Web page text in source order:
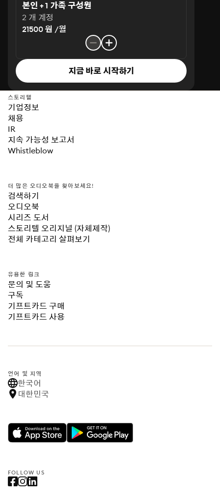
본인 + 1 가족 구성원
2 개 계정
21500 원 /월
지금 바로 시작하기
스토리텔
기업정보
채용
IR
지속 가능성 보고서
Whistleblow
더 많은 오디오북을 찾아보세요!
검색하기
오디오북
시리즈 도서
스토리텔 오리지널 (자체제작)
전체 카테고리 살펴보기
유용한 링크
문의 및 도움
구독
기프트카드 구매
기프트카드 사용
언어 및 지역
한국어
대한민국
FOLLOW US